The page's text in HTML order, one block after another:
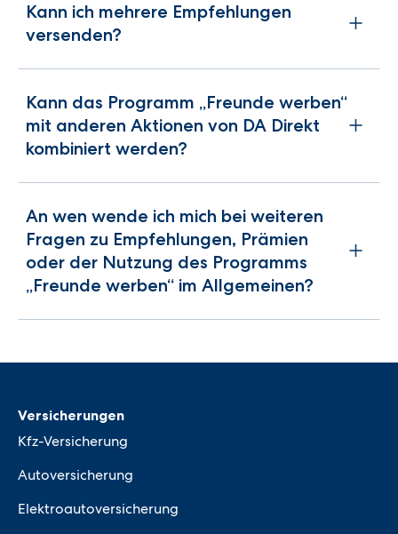
Kann ich mehrere Empfehlungen
versenden?
Kann das Programm „Freunde werben“
mit anderen Aktionen von DA Direkt
kombiniert werden?
An wen wende ich mich bei weiteren
Fragen zu Empfehlungen, Prämien
oder der Nutzung des Programms
„Freunde werben“ im Allgemeinen?
Versicherungen
Kfz-Versicherung
Autoversicherung
Elektroautoversicherung